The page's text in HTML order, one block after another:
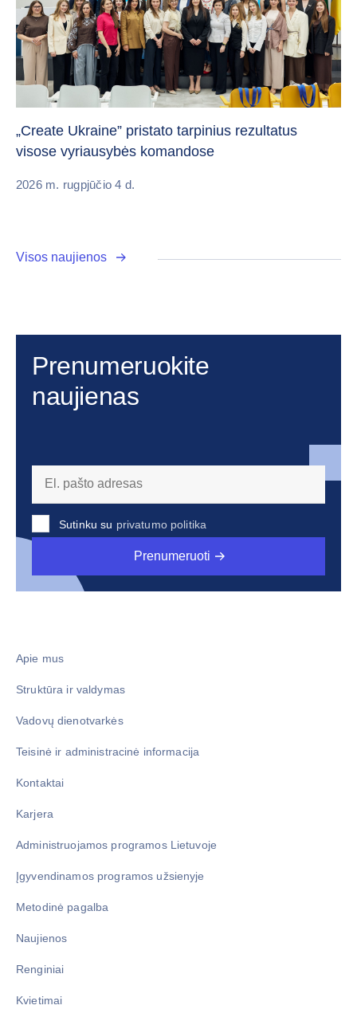
„Create Ukraine” pristato tarpinius rezultatus
visose vyriausybės komandose
2026 m. rugpjūčio 4 d.
Visos naujienos
Prenumeruokite
naujienas
Sutinku su privatumo politika
Prenumeruoti
Apie mus
Struktūra ir valdymas
Vadovų dienotvarkės
Teisinė ir administracinė informacija
Kontaktai
Karjera
Administruojamos programos Lietuvoje
Įgyvendinamos programos užsienyje
Metodinė pagalba
Naujienos
Renginiai
Kvietimai